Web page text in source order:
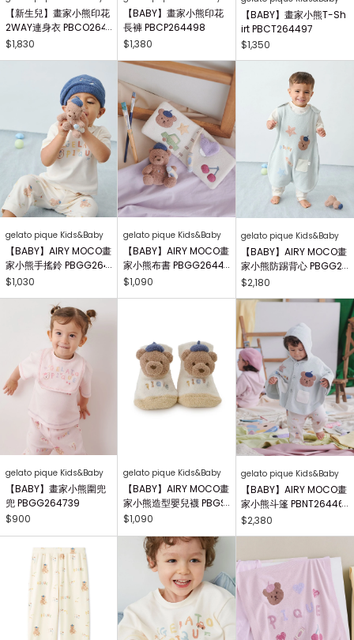
【新生兒】畫家小熊印花
2WAY連身衣 PBCO264
738
$1,830
【BABY】畫家小熊印花
長褲 PBCP264498
$1,380
【BABY】畫家小熊T-Sh
irt PBCT264497
$1,350
gelato pique Kids&Baby
【BABY】AIRY MOCO畫
家小熊手搖鈴 PBGG264
414
$1,030
gelato pique Kids&Baby
【BABY】AIRY MOCO畫
家小熊布書 PBGG26441
8
$1,090
gelato pique Kids&Baby
【BABY】AIRY MOCO畫
家小熊防踢背心 PBGG2
64465
$2,180
gelato pique Kids&Baby
【BABY】畫家小熊圍兜
兜 PBGG264739
$900
gelato pique Kids&Baby
【BABY】AIRY MOCO畫
家小熊造型嬰兒襪 PBGS
264415
$1,090
gelato pique Kids&Baby
【BABY】AIRY MOCO畫
家小熊斗篷 PBNT26446
4
$2,380